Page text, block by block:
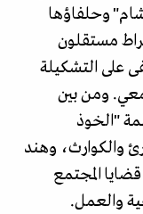
وحلفاؤها
مستقلون
على التشكيلة
ومن بين
"الخوذ
والكوارث، وهند
المجتمع
والعمل.